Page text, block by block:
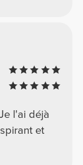
l'ai déjà
et